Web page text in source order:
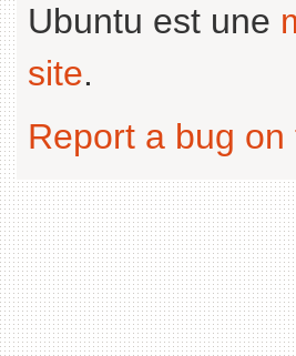
Ubuntu est une
site.
Report a bug on